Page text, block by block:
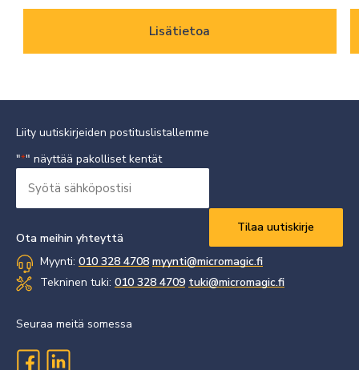
Lisätietoa
Liity uutiskirjeiden postituslistallemme
"*" näyttää pakolliset kentät
sähköpostisi
Ota meihin yhteyttä
Myynti: 010 328 4708 myynti@micromagic.fi
Tekninen tuki: 010 328 4709 tuki@micromagic.fi
Seuraa meitä somessa